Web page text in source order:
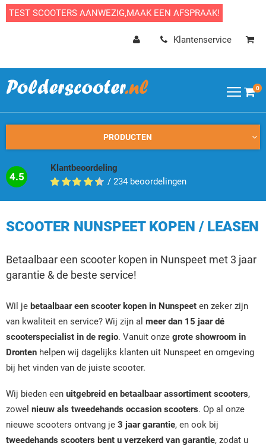
TEST SCOOTERS AANWEZIG,MAAK EEN AFSPRAAK!
Klantenservice
0
PRODUCTEN
4.5
Klantbeoordeling
/ 234 beoordelingen
SCOOTER NUNSPEET KOPEN / LEASEN
Betaalbaar een scooter kopen in Nunspeet met 3 jaar
garantie & de beste service!
Wil je betaalbaar een scooter kopen in Nunspeet en zeker zijn
van kwaliteit en service? Wij zijn al meer dan 15 jaar dé
scooterspecialist in de regio. Vanuit onze grote showroom in
Dronten helpen wij dagelijks klanten uit Nunspeet en omgeving
bij het vinden van de juiste scooter.
Wij bieden een uitgebreid en betaalbaar assortiment scooters,
zowel nieuw als tweedehands occasion scooters. Op al onze
nieuwe scooters ontvang je 3 jaar garantie, en ook bij
tweedehands scooters bent u verzekerd van garantie, zodat u